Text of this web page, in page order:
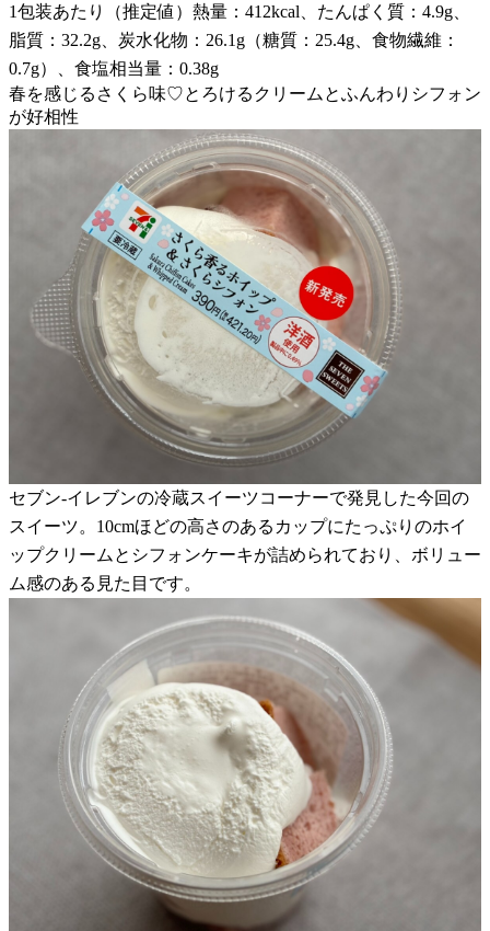
1包装あたり（推定値）熱量：412kcal、たんぱく質：4.9g、
脂質：32.2g、炭水化物：26.1g（糖質：25.4g、食物繊維：
0.7g）、食塩相当量：0.38g
春を感じるさくら味♡とろけるクリームとふんわりシフォン
が好相性
セブン-イレブンの冷蔵スイーツコーナーで発見した今回の
スイーツ。10cmほどの高さのあるカップにたっぷりのホイ
ップクリームとシフォンケーキが詰められており、ボリュー
ム感のある見た目です。